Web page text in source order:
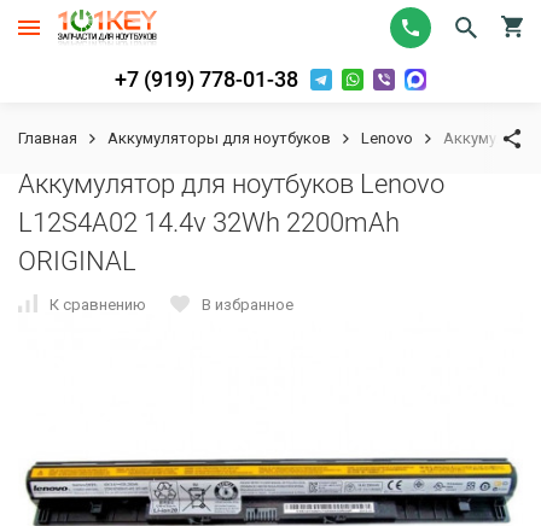
+7 (919) 778-01-38
Главная Аккумуляторы для ноутбуков Lenovo
Аккумулятор для ноутбуков Lenovo
L12S4A02 14.4v 32Wh 2200mAh
ORIGINAL
К сравнению В избранное